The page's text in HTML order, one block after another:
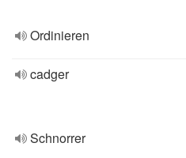
Ordinieren
cadger
Schnorrer